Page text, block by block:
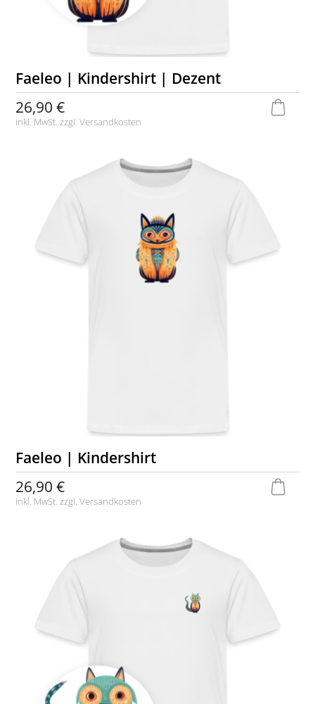
Faeleo | Kindershirt | Dezent
26,90 €
inkl. MwSt. zzgl.Versandkosten
Faeleo | Kindershirt
26,90 €
inkl. MwSt. zzgl.Versandkosten